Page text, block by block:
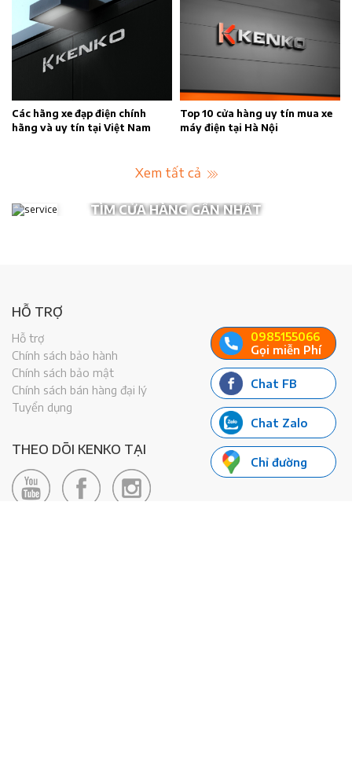
Các hãng xe đạp điện chính
hãng và uy tín tại Việt Nam
Top 10 cửa hàng uy tín mua xe
máy điện tại Hà Nội
Xem tất cả
TÌM CỬA HÀNG GẦN NHẤT
0985155066
Gọi miễn Phí
Chat FB
Chat Zalo
Chỉ đường
HỖ TRỢ
Hỗ trợ
Chính sách bảo hành
Chính sách bảo mật
Chính sách bán hàng đại lý
Tuyển dụng
THEO DÕI KENKO TẠI